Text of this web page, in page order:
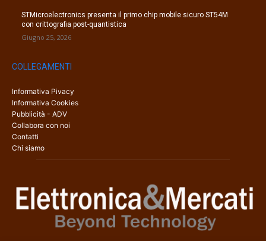
STMicroelectronics presenta il primo chip mobile sicuro ST54M
con crittografia post-quantistica
Giugno 25, 2026
COLLEGAMENTI
Informativa Pivacy
Informativa Cookies
Pubblicità - ADV
Collabora con noi
Contatti
Chi siamo